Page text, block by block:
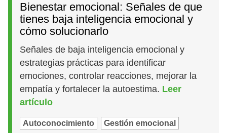
Bienestar emocional: Señales de que
tienes baja inteligencia emocional y
cómo solucionarlo
Señales de baja inteligencia emocional y
estrategias prácticas para identificar
emociones, controlar reacciones, mejorar la
empatía y fortalecer la autoestima. Leer
artículo
Autoconocimiento Gestión emocional